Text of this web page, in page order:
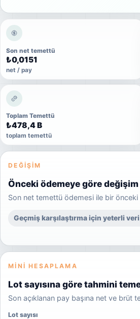
Son net temettü
₺0,0151
net / pay
Toplam Temettü
₺478,4 B
toplam temettü
DEĞIŞIM
Önceki ödemeye göre değişim
Son net temettü ödemesi ile bir önceki
Geçmiş karşılaştırma için yeterli
MINI HESAPLAMA
Lot sayısına göre tahmini
Son açıklanan pay başına net ve brüt
Lot sayısı